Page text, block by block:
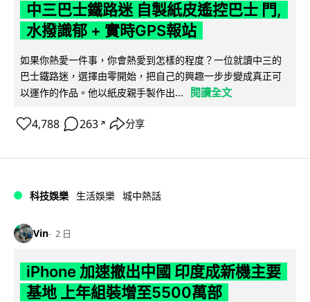
中三巴士鐵路迷 自製紙皮遙控巴士 門,
水撥識郁 + 實時GPS報站
如果你熱愛一件事，你會熱愛到怎樣的程度？一位就讀中三的
巴士鐵路迷，選擇由零開始，把自己的興趣一步步變成真正可
以運作的作品。他以紙皮親手製作出...
閱讀全文
4,788 263 ↗ 分享
科技娛樂 生活娛樂 城中熱話
Vin 2 日
iPhone 加速撤出中國 印度成新機主要
基地 上年組裝增至5500萬部